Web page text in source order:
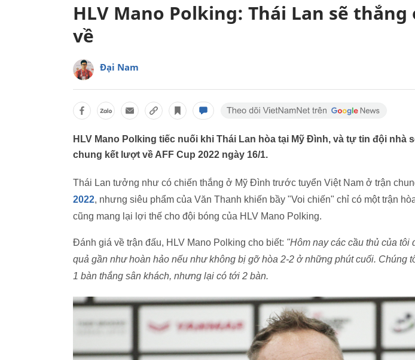
HLV Mano Polking: Thái Lan sẽ
về
Đại Nam
HLV Mano Polking tiếc nuối khi Thái Lan hòa tại Mỹ Đình, và tự tin đội nhà
chung kết lượt về AFF Cup 2022 ngày 16/1.
Thái Lan tưởng như có chiến thắng ở Mỹ Đình trước tuyển Việt Nam ở trận
2022, nhưng siêu phẩm của Văn Thanh khiến bầy "Voi chiến" chỉ có một trận
cũng mang lại lợi thế cho đội bóng của HLV Mano Polking.
Đánh giá về trận đấu, HLV Mano Polking cho biết: "Hôm nay các cầu thủ của tôi
quả gần như hoàn hảo nếu như không bị gỡ hòa 2-2 ở những phút cuối. Chúng
1 bàn thắng sân khách, nhưng lại có tới 2 bàn.